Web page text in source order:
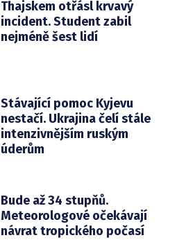
Thajskem otřásl krvavý
incident. Student zabil
nejméně šest lidí
Stávající pomoc Kyjevu
nestačí. Ukrajina čelí stále
intenzivnějším ruským
úderům
Bude až 34 stupňů.
Meteorologové očekávají
návrat tropického počasí